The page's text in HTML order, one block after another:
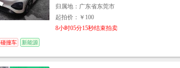
碰撞车 新能源
归属地：广东省东莞市
起拍价：￥100
8小时05分15秒结束拍卖